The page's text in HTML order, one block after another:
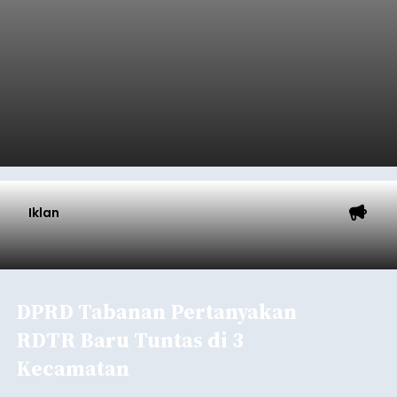
Iklan
DPRD Tabanan Pertanyakan
RDTR Baru Tuntas di 3
Kecamatan